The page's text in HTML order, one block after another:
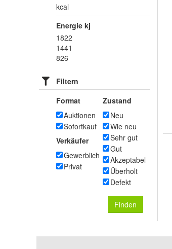
kcal
Energie kj
1822
1441
826
Filtern
Format
Auktionen
Sofortkauf
Verkäufer
Gewerblich
Privat
Zustand
Neu
Wie neu
Sehr gut
Gut
Akzeptabel
Überholt
Defekt
Finden